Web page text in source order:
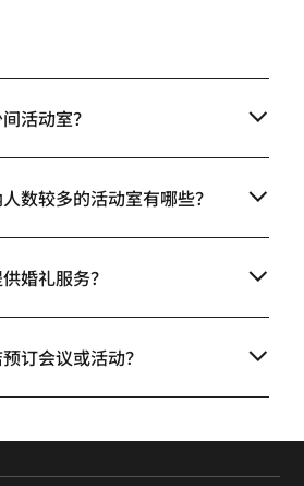
活动室？
数较多的活动室有哪些？
婚礼服务？
订会议或活动？